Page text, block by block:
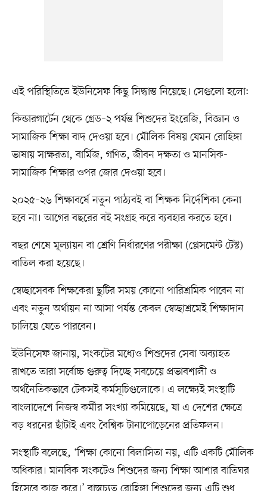
এই পরিস্থিতিতে ইউনিসেফ কিছু সিদ্ধান্ত নিয়েছে। সেগুলো হলো:
কিন্ডারগার্টেন থেকে গ্রেড–২ পর্যন্ত শিশুদের ইংরেজি, বিজ্ঞান ও
সামাজিক শিক্ষা বাদ দেওয়া হবে। মৌলিক বিষয় যেমন রোহিঙ্গা
ভাষায় সাক্ষরতা, বার্মিজ, গণিত, জীবন দক্ষতা ও মানসিক-
সামাজিক শিক্ষার ওপর জোর দেওয়া হবে।
২০২৫–২৬ শিক্ষাবর্ষে নতুন পাঠ্যবই বা শিক্ষক নির্দেশিকা কেনা
হবে না। আগের বছরের বই সংগ্রহ করে ব্যবহার করতে হবে।
বছর শেষে মূল্যায়ন বা শ্রেণি নির্ধারণের পরীক্ষা (প্লেসমেন্ট টেস্ট)
বাতিল করা হয়েছে।
স্বেচ্ছাসেবক শিক্ষকেরা ছুটির সময় কোনো পারিশ্রমিক পাবেন না
এবং নতুন অর্থায়ন না আসা পর্যন্ত কেবল স্বেচ্ছাশ্রমেই শিক্ষাদান
চালিয়ে যেতে পারবেন।
ইউনিসেফ জানায়, সংকটের মধ্যেও শিশুদের সেবা অব্যাহত
রাখতে তারা সর্বোচ্চ গুরুত্ব দিচ্ছে সবচেয়ে প্রভাবশালী ও
অর্থনৈতিকভাবে টেকসই কর্মসূচিগুলোকে। এ লক্ষ্যেই সংস্থাটি
বাংলাদেশে নিজস্ব কর্মীর সংখ্যা কমিয়েছে, যা এ দেশের ক্ষেত্রে
বড় ধরনের ছাঁটাই এবং বৈশ্বিক টানাপোড়েনের প্রতিফলন।
সংস্থাটি বলেছে, ‘শিক্ষা কোনো বিলাসিতা নয়, এটি একটি মৌলিক
অধিকার। মানবিক সংকটেও শিশুদের জন্য শিক্ষা আশার বাতিঘর